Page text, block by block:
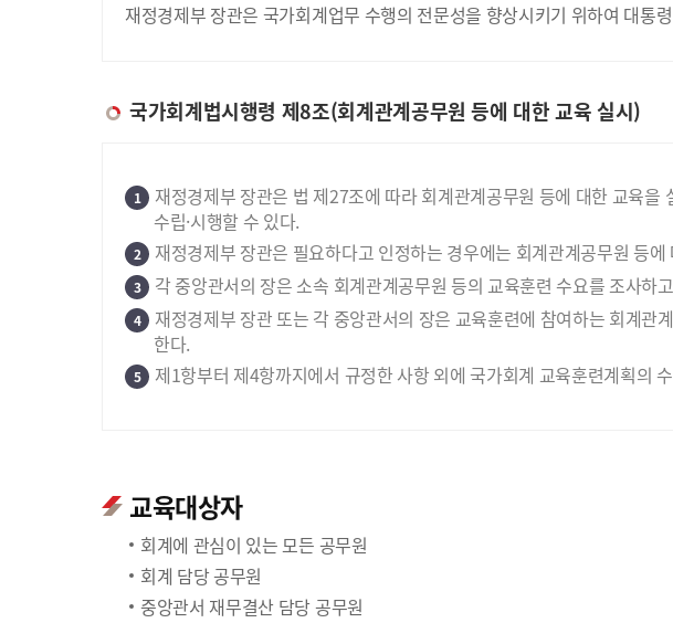
재정경제부 장관은 국가회계업무 수행의 전문성을 향상시키기 위하여 대
국가회계법시행령 제8조(회계관계공무원 등에 대한 교육 실시)
1
재정경제부 장관은 법 제27조에 따라 회계관계공무원 등에 대한 교육
수립·시행할 수 있다.
2 재정경제부 장관은 필요하다고 인정하는 경우에는 회계관계공무원 등
3 각 중앙관서의 장은 소속 회계관계공무원 등의 교육훈련 수요를 조사
4
재정경제부 장관 또는 각 중앙관서의 장은 교육훈련에 참여하는 회계
한다.
5 제1항부터 제4항까지에서 규정한 사항 외에 국가회계 교육훈련계획의
교육대상자
회계에 관심이 있는 모든 공무원
회계 담당 공무원
중앙관서 재무결산 담당 공무원